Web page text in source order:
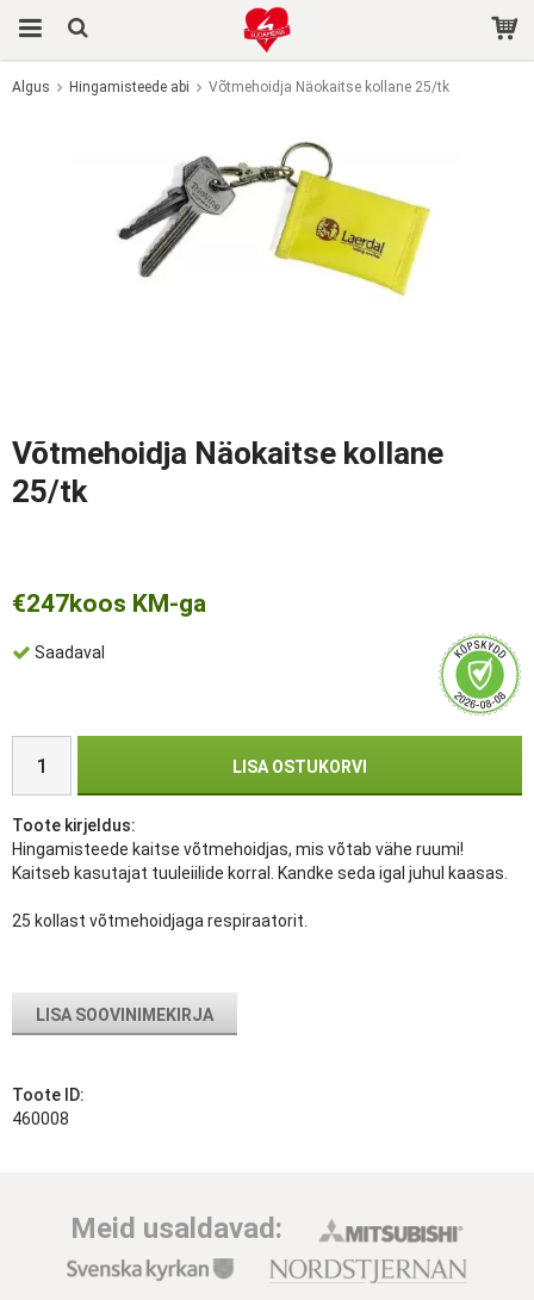
Algus Hingamisteede abi Võtmehoidja Näokaitse kollane 25/tk
Võtmehoidja Näokaitse kollane
25/tk
€247koos KM-ga
Saadaval
LISA OSTUKORVI
Toote kirjeldus:
Hingamisteede kaitse võtmehoidjas, mis võtab vähe ruumi!
Kaitseb kasutajat tuuleiilide korral. Kandke seda igal juhul kaasas.
25 kollast võtmehoidjaga respiraatorit.
LISA SOOVINIMEKIRJA
Toote ID:
460008
Meid usaldavad: